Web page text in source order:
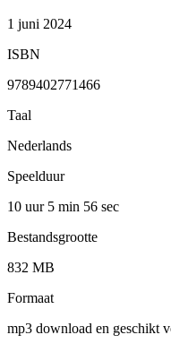
1 juni 2024
ISBN
9789402771466
Taal
Nederlands
Speelduur
10 uur 5 min 56 sec
Bestandsgrootte
832 MB
Formaat
mp3 download en geschikt